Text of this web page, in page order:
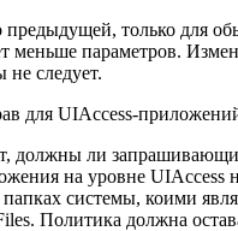
предыдущей, только для
меньше параметров.
не следует.
для UIAccess-
должны ли
на уровне UIAccess
папках системы, коими
Политика должна